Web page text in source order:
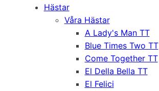
Hästar
Våra Hästar
A Lady's Man TT
Blue Times Two TT
Come Together TT
El Della Bella TT
El Felici